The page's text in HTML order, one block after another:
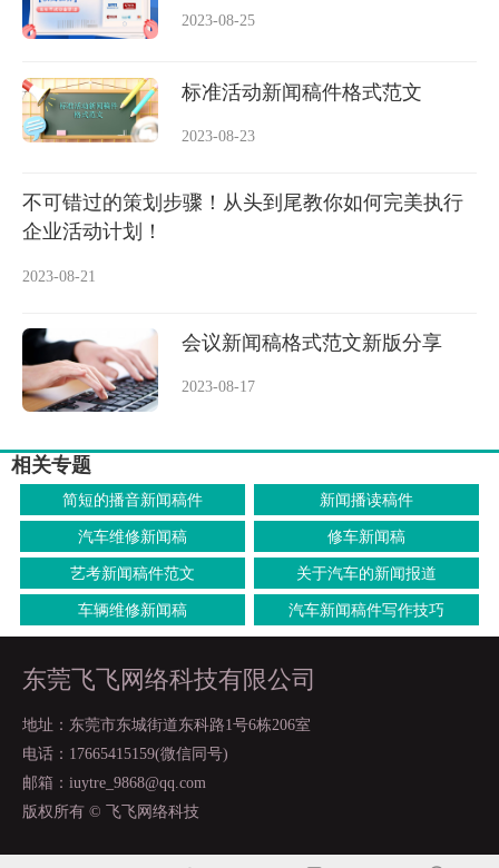
2023-08-25
标准活动新闻稿件格式范文
2023-08-23
不可错过的策划步骤！从头到尾教你如何完美执行
企业活动计划！
2023-08-21
会议新闻稿格式范文新版分享
2023-08-17
相关专题
简短的播音新闻稿件 新闻播读稿件
汽车维修新闻稿 修车新闻稿
艺考新闻稿件范文 关于汽车的新闻报道
车辆维修新闻稿 汽车新闻稿件写作技巧
东莞飞飞网络科技有限公司
地址：东莞市东城街道东科路1号6栋206室
电话：17665415159(微信同号)
邮箱：iuytre_9868@qq.com
版权所有 © 飞飞网络科技